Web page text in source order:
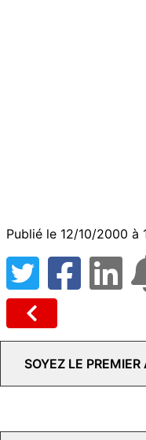
Publié le 12/10/2000 à
SOYEZ LE